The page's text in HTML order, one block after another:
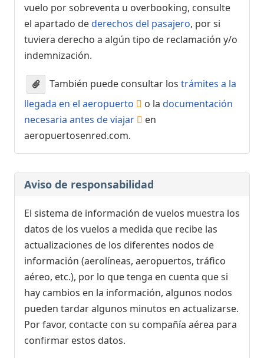
vuelo por sobreventa u overbooking, consulte
el apartado dederechos del pasajero, por si
tuviera derecho a algún tipo de reclamación y/o
indemnización.
También puede consultar los trámites a la
llegada en el aeropuerto
o la documentación
necesaria antes de viajar
en
aeropuertosenred.com.
Aviso de responsabilidad
El sistema de información de vuelos muestra los
datos de los vuelos a medida que recibe las
actualizaciones de los diferentes nodos de
información (aerolíneas, aeropuertos, tráfico
aéreo, etc.), por lo que tenga en cuenta que si
hay cambios en la información, algunos nodos
pueden tardar algunos minutos en actualizarse.
Por favor, contacte con su compañía aérea para
confirmar estos datos.